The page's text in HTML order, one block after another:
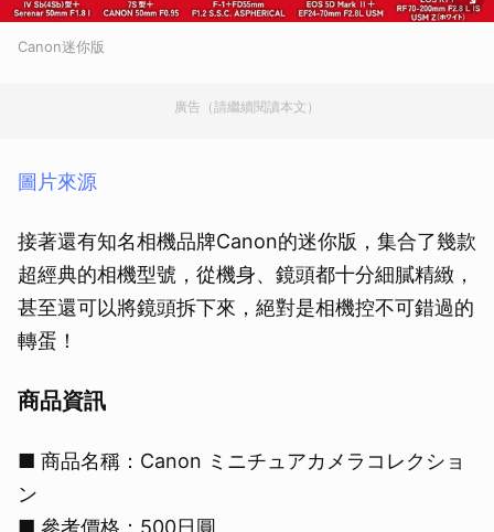
Canon迷你版
廣告（請繼續閱讀本文）
圖片來源
接著還有知名相機品牌Canon的迷你版，集合了幾款
超經典的相機型號，從機身、鏡頭都十分細膩精緻，
甚至還可以將鏡頭拆下來，絕對是相機控不可錯過的
轉蛋！
商品資訊
■ 商品名稱：Canon ミニチュアカメラコレクショ
ン